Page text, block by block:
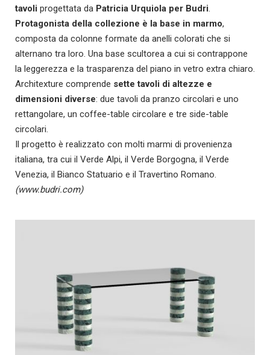
tavoli progettata da Patricia Urquiola per Budri.
Protagonista della collezione è la base in marmo,
composta da colonne formate da anelli colorati che si
alternano tra loro. Una base scultorea a cui si contrappone
la leggerezza e la trasparenza del piano in vetro extra chiaro.
Architexture comprende sette tavoli di altezze e
dimensioni diverse: due tavoli da pranzo circolari e uno
rettangolare, un coffee-table circolare e tre side-table
circolari.
Il progetto è realizzato con molti marmi di provenienza
italiana, tra cui il Verde Alpi, il Verde Borgogna, il Verde
Venezia, il Bianco Statuario e il Travertino Romano.
(www.budri.com)